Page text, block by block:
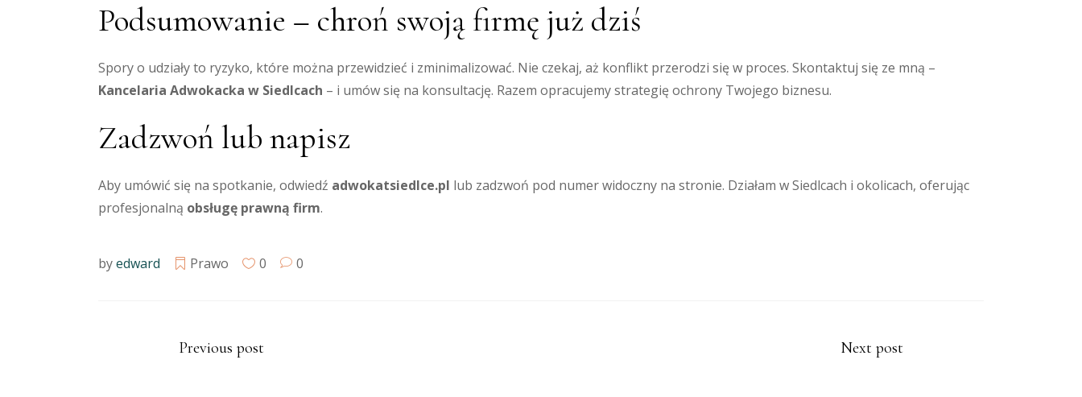
Podsumowanie – chroń swoją firmę już dziś
Spory o udziały to ryzyko, które można przewidzieć i zminimalizować. Nie czekaj, aż konflikt przerodzi się w proces. Skontaktuj się ze mną –
Kancelaria Adwokacka w Siedlcach – i umów się na konsultację. Razem opracujemy strategię ochrony Twojego biznesu.
Zadzwoń lub napisz
Aby umówić się na spotkanie, odwiedź adwokatsiedlce.pl lub zadzwoń pod numer widoczny na stronie. Działam w Siedlcach i okolicach, oferując
profesjonalną obsługę prawną firm.
byedward Prawo 0 0
Previous post Next post